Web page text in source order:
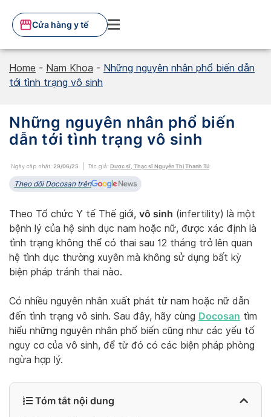
content
Cửa hàng y tế
Home - Nam Khoa - Những nguyên nhân phổ biến dẫn
tới tình trạng vô sinh
Những nguyên nhân phổ biến
dẫn tới tình trạng vô sinh
Ngày cập nhật: 29/06/25 Tác giả: Dược sĩ, Thạc sĩ Nguyễn Thị Thanh Tú
Theo dõi Docosan trên
Theo Tổ chức Y tế Thế giới, vô sinh (infertility) là một
bệnh lý của hệ sinh dục nam hoặc nữ, được xác định là
tình trạng không thể có thai sau 12 tháng trở lên quan
hệ tình dục thường xuyên mà không sử dụng bất kỳ
biện pháp tránh thai nào.
Có nhiều nguyên nhân xuất phát từ nam hoặc nữ dẫn
đến tình trạng vô sinh. Sau đây, hãy cùng Docosan tìm
hiểu những nguyên nhân phổ biến cũng như các yếu tố
nguy cơ của vô sinh, để từ đó có các biện pháp phòng
ngừa hợp lý.
Tóm tắt nội dung